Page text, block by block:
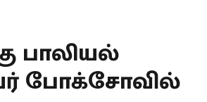
பாலியல்
போக்சோவில்